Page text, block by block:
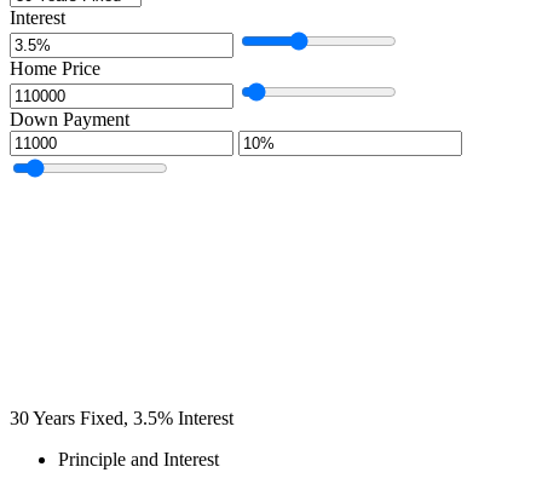
Interest
Home Price
Down Payment
30Years Fixed, 3.5% Interest
Principle and Interest